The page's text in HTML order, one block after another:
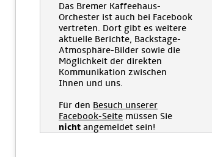
Das Bremer Kaffeehaus-
Orchester ist auch bei Facebook
vertreten. Dort gibt es weitere
aktuelle Berichte, Backstage-
Atmosphäre-Bilder sowie die
Möglichkeit der direkten
Kommunikation zwischen
Ihnen und uns.
Für den Besuch unserer
Facebook-Seite müssen Sie
nicht angemeldet sein!